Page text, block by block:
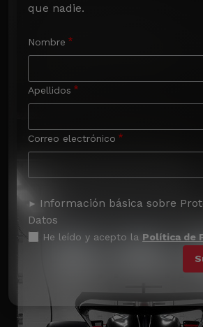
que nadie.
Nombre
Apellidos
Correo electrónico
Información básica sobre
Datos
He leído y acepto la Política de